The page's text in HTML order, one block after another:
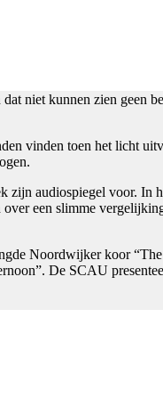
niet kunnen zien geen
vinden toen het licht
audiospiegel voor. In
een slimme
Noordwijker koor
De SCAU